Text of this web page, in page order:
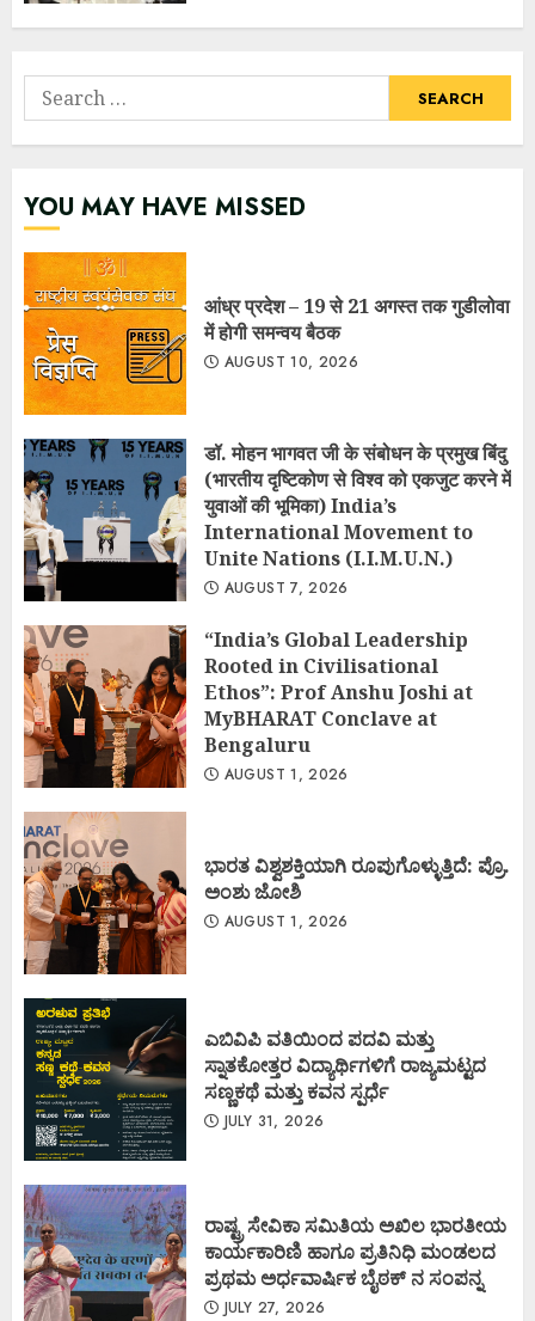
Search
for:
YOU MAY HAVE MISSED
आंध्र प्रदेश – 19 से 21 अगस्त तक गुडीलोवा
में होगी समन्वय बैठक
AUGUST 10, 2026
डॉ. मोहन भागवत जी के संबोधन के प्रमुख बिंदु
(भारतीय दृष्टिकोण से विश्व को एकजुट करने में
युवाओं की भूमिका) India’s
International Movement to
Unite Nations (I.I.M.U.N.)
AUGUST 7, 2026
“India’s Global Leadership
Rooted in Civilisational
Ethos”: Prof Anshu Joshi at
MyBHARAT Conclave at
Bengaluru
AUGUST 1, 2026
ಭಾರತ ವಿಶ್ವಶಕ್ತಿಯಾಗಿ ರೂಪುಗೊಳ್ಳುತ್ತಿದೆ: ಪ್ರೊ.
ಅಂಶು ಜೋಶಿ
AUGUST 1, 2026
ಎಬಿವಿಪಿ ವತಿಯಿಂದ ಪದವಿ ಮತ್ತು
ಸ್ನಾತಕೋತ್ತರ ವಿದ್ಯಾರ್ಥಿಗಳಿಗೆ ರಾಜ್ಯಮಟ್ಟದ
ಸಣ್ಣಕಥೆ ಮತ್ತು ಕವನ ಸ್ಪರ್ಧೆ
JULY 31, 2026
ರಾಷ್ಟ್ರ ಸೇವಿಕಾ ಸಮಿತಿಯ ಅಖಿಲ ಭಾರತೀಯ
ಕಾರ್ಯಕಾರಿಣಿ ಹಾಗೂ ಪ್ರತಿನಿಧಿ ಮಂಡಲದ
ಪ್ರಥಮ ಅರ್ಧವಾರ್ಷಿಕ ಬೈಠಕ್ ನ ಸಂಪನ್ನ
JULY 27, 2026